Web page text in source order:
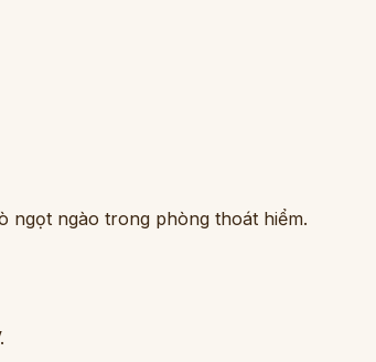
ngọt ngào trong phòng thoát hiểm.